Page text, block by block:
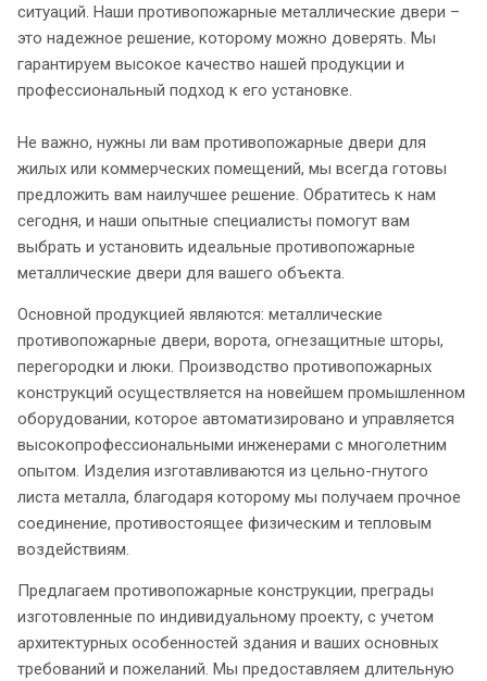
ситуаций. Наши противопожарные металлические двери –
это надежное решение, которому можно доверять. Мы
гарантируем высокое качество нашей продукции и
профессиональный подход к его установке.
Не важно, нужны ли вам противопожарные двери для
жилых или коммерческих помещений, мы всегда готовы
предложить вам наилучшее решение. Обратитесь к нам
сегодня, и наши опытные специалисты помогут вам
выбрать и установить идеальные противопожарные
металлические двери для вашего объекта.
Основной продукцией являются: металлические
противопожарные двери, ворота, огнезащитные шторы,
перегородки и люки. Производство противопожарных
конструкций осуществляется на новейшем промышленном
оборудовании, которое автоматизировано и управляется
высокопрофессиональными инженерами с многолетним
опытом. Изделия изготавливаются из цельно-гнутого
листа металла, благодаря которому мы получаем прочное
соединение, противостоящее физическим и тепловым
воздействиям.
Предлагаем противопожарные конструкции, преграды
изготовленные по индивидуальному проекту, с учетом
архитектурных особенностей здания и ваших основных
требований и пожеланий. Мы предоставляем длительную